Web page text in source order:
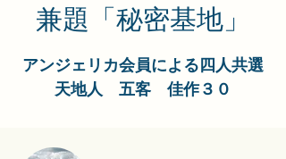
​兼題「秘密基地」
アンジェリカ会員による四人共選
天地人 五客 佳作３０